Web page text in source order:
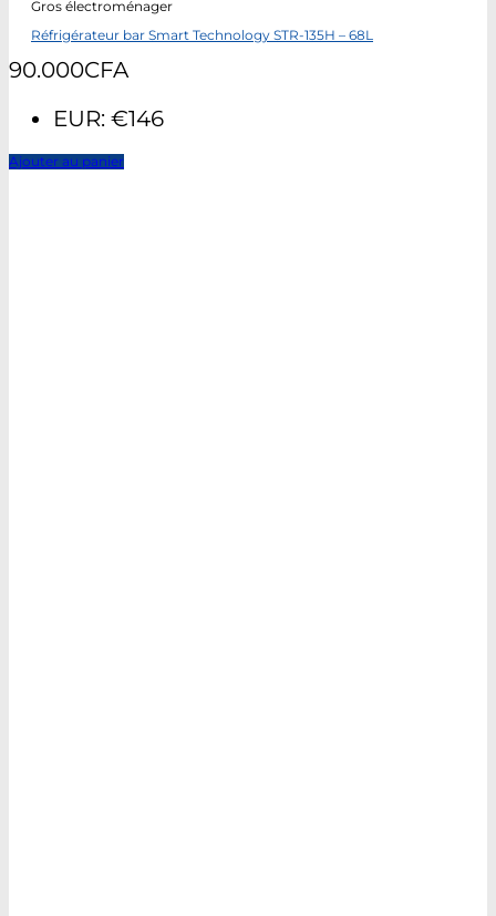
Gros électroménager
Réfrigérateur bar Smart Technology STR-135H – 68L
90.000CFA
EUR: €146
Ajouter au panier